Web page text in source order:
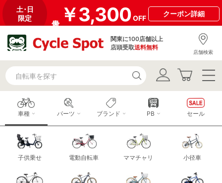
土･日
限定
￥3,300OFF
クーポン詳細
関東に100店舗以上
店頭受取送料無料
店舗検索
車種
子供乗せ 電動自転車 ママチャリ 小径車
パーツ ブランド PB セール